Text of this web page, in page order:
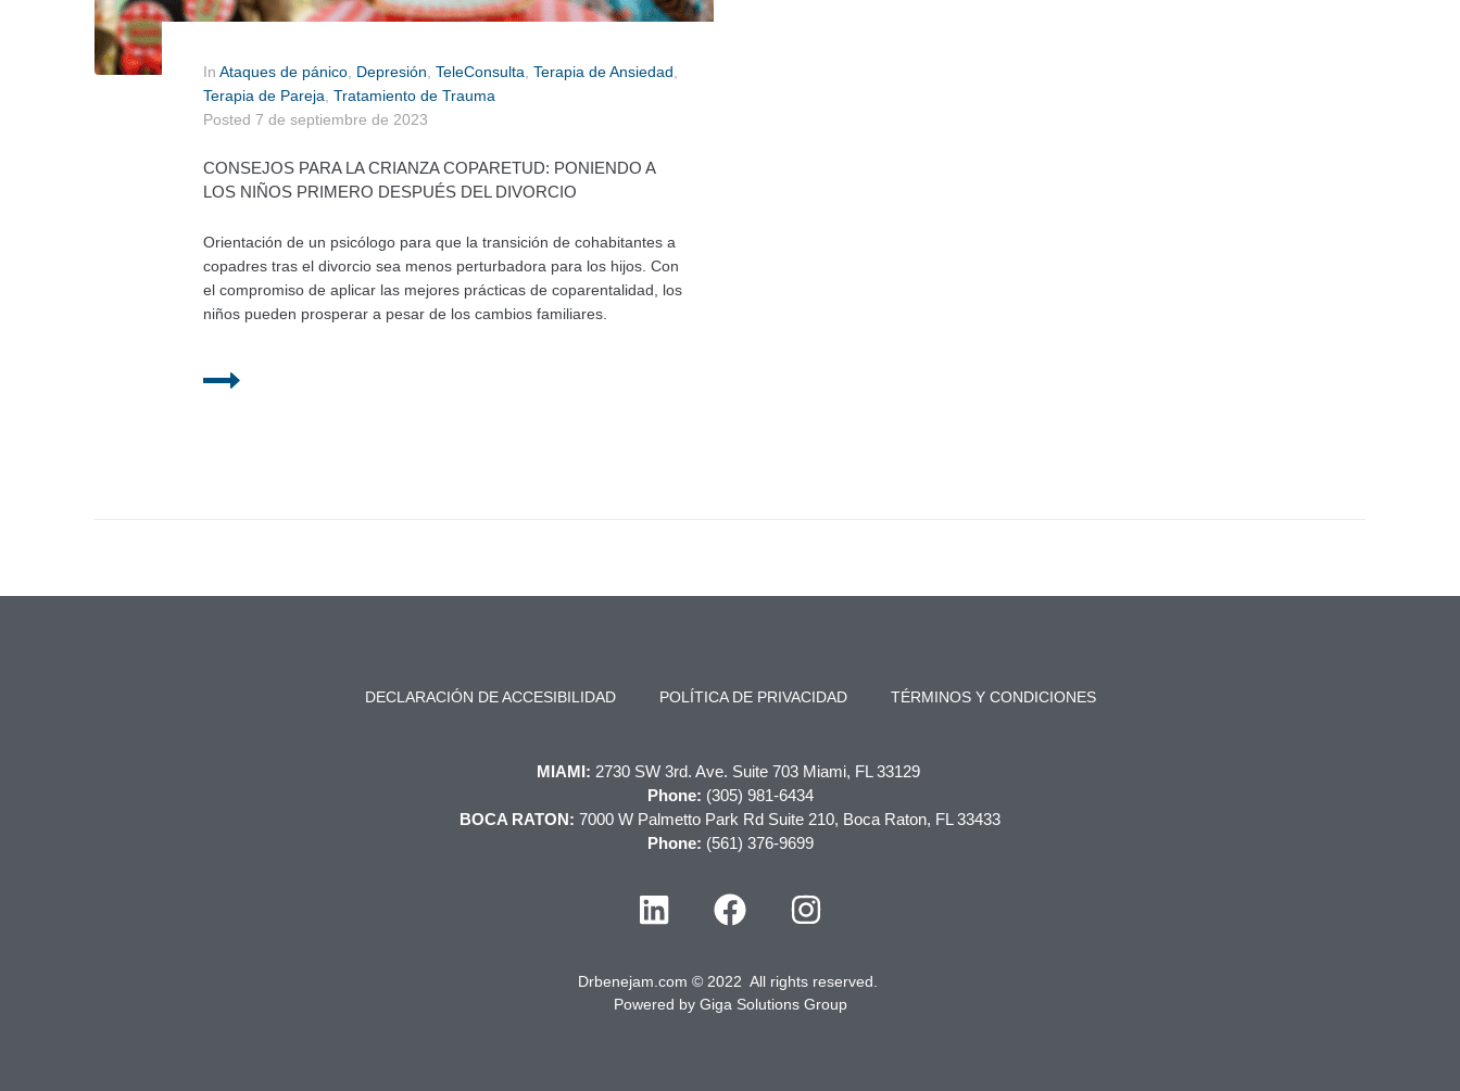
In Ataques de pánico Depresión TeleConsulta Terapia de Ansiedad
Terapia de Pareja Tratamiento de Trauma
Posted 7 de septiembre de 2023
CONSEJOS PARA LA CRIANZA COPARETUD: PONIENDO A
LOS NIÑOS PRIMERO DESPUÉS DEL DIVORCIO
Orientación de un psicólogo para que la transición de cohabitantes a
copadres tras el divorcio sea menos perturbadora para los hijos. Con
el compromiso de aplicar las mejores prácticas de coparentalidad, los
niños pueden prosperar a pesar de los cambios familiares.
DECLARACIÓN DE ACCESIBILIDAD POLÍTICA DE PRIVACIDAD TÉRMINOS Y CONDICIONES
MIAMI: 2730 SW 3rd. Ave. Suite 703 Miami, FL 33129
Phone: (305) 981-6434
BOCA RATON: 7000 W Palmetto Park Rd Suite 210, Boca Raton, FL 33433
Phone: (561) 376-9699
Drbenejam.com © 2022 All rights reserved.
Powered by Giga Solutions Group